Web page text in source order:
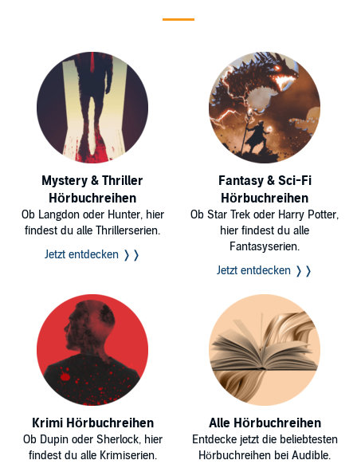
Mystery & Thriller
Hörbuchreihen
Ob Langdon oder Hunter, hier
findest du alle Thrillerserien.
Jetzt entdecken ❭❭
Fantasy & Sci-Fi
Hörbuchreihen
Ob Star Trek oder Harry Potter,
hier findest du alle
Fantasyserien.
Jetzt entdecken ❭❭
Krimi Hörbuchreihen
Ob Dupin oder Sherlock, hier
findest du alle Krimiserien.
Alle Hörbuchreihen
Entdecke jetzt die beliebtesten
Hörbuchreihen bei Audible.